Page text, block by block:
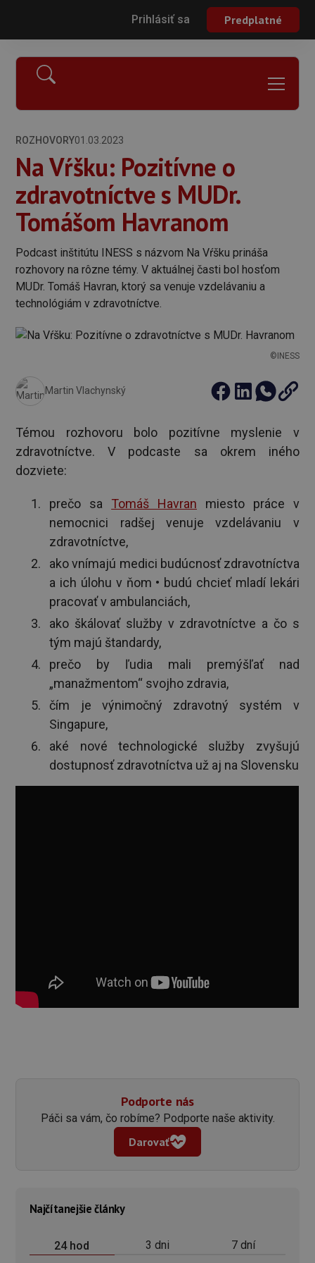
Prihlásiť sa Predplatné
ROZHOVORY01.03.2023
Na Vŕšku: Pozitívne o
zdravotníctve s MUDr.
Tomášom Havranom
Podcast inštitútu INESS s názvom Na Vŕšku prináša
rozhovory na rôzne témy. V aktuálnej časti bol hosťom
MUDr. Tomáš Havran, ktorý sa venuje vzdelávaniu a
technológiám v zdravotníctve.
©INESS
Martin Vlachynský
Témou rozhovoru bolo pozitívne myslenie v
zdravotníctve. V podcaste sa okrem iného
dozviete:
prečo sa Tomáš Havran miesto práce v
nemocnici radšej venuje vzdelávaniu v
zdravotníctve,
ako vnímajú medici budúcnosť zdravotníctva
a ich úlohu v ňom • budú chcieť mladí lekári
pracovať v ambulanciách,
ako škálovať služby v zdravotníctve a čo s
tým majú štandardy,
prečo by ľudia mali premýšľať nad
„manažmentom“ svojho zdravia,
čím je výnimočný zdravotný systém v
Singapure,
aké nové technologické služby zvyšujú
dostupnosť zdravotníctva už aj na Slovensku
Podporte nás
Páči sa vám, čo robíme? Podporte naše aktivity.
Darovať
Najčítanejšie články
24 hod 3 dni 7 dní